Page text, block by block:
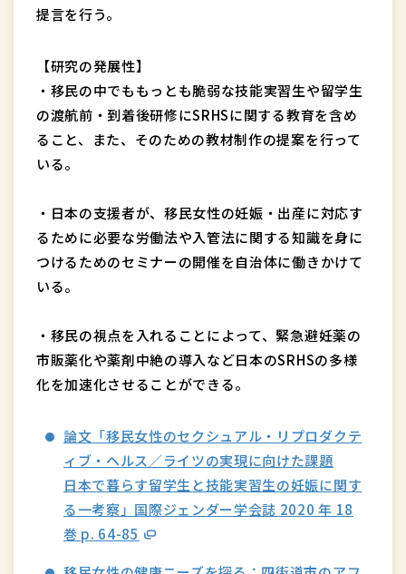
提言を行う。
【研究の発展性】
・移民の中でももっとも脆弱な技能実習生や留学生
の渡航前・到着後研修にSRHSに関する教育を含め
ること、また、そのための教材制作の提案を行って
いる。
・日本の支援者が、移民女性の妊娠・出産に対応す
るために必要な労働法や入管法に関する知識を身に
つけるためのセミナーの開催を自治体に働きかけて
いる。
・移民の視点を入れることによって、緊急避妊薬の
市販薬化や薬剤中絶の導入など日本のSRHSの多様
化を加速化させることができる。
論文「移民女性のセクシュアル・リプロダクテ
ィブ・ヘルス／ライツの実現に向けた課題
日本で暮らす留学生と技能実習生の妊娠に関す
る一考察」国際ジェンダー学会誌 2020 年 18
巻 p. 64-85